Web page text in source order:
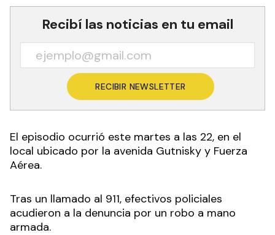
Recibí las noticias en tu email
RECIBIR NEWSLETTER
El episodio ocurrió este martes a las 22, en el
local ubicado por la avenida Gutnisky y Fuerza
Aérea.
Tras un llamado al 911, efectivos policiales
acudieron a la denuncia por un robo a mano
armada.